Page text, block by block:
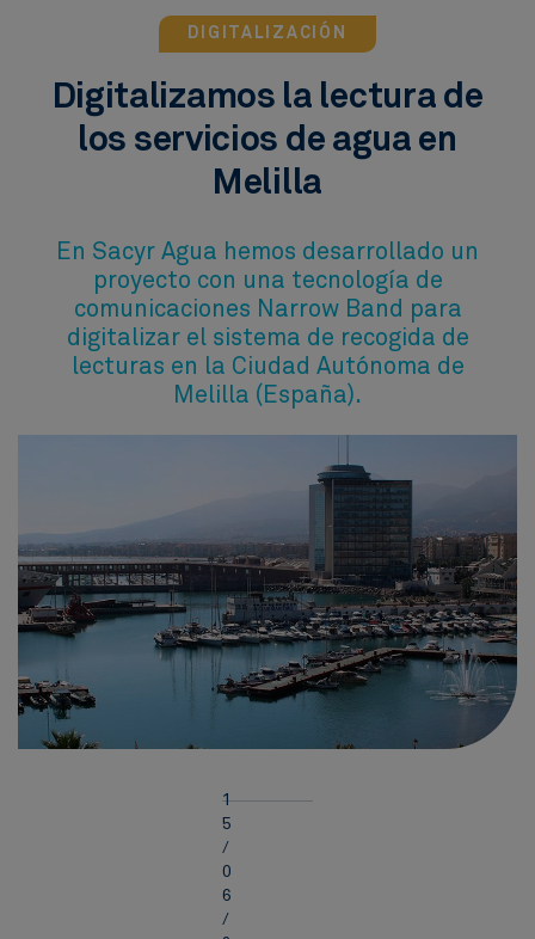
DIGITALIZACIÓN
Digitalizamos la lectura de
los servicios de agua en
Melilla
En Sacyr Agua hemos desarrollado un
proyecto con una tecnología de
comunicaciones Narrow Band para
digitalizar el sistema de recogida de
lecturas en la Ciudad Autónoma de
Melilla (España).
1
5
/
0
6
/